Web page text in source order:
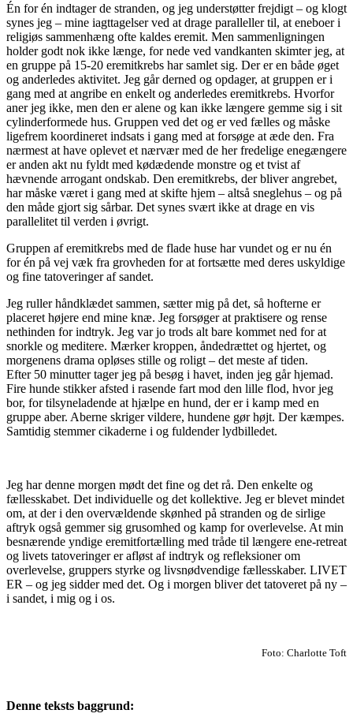
Én for én indtager de stranden, og jeg understøtter frejdigt – og klogt
synes jeg – mine iagttagelser ved at drage paralleller til, at eneboer i
religiøs sammenhæng ofte kaldes eremit. Men sammenligningen
holder godt nok ikke længe, for nede ved vandkanten skimter jeg, at
en gruppe på 15-20 eremitkrebs har samlet sig. Der er en både øget
og anderledes aktivitet. Jeg går derned og opdager, at gruppen er i
gang med at angribe en enkelt og anderledes eremitkrebs. Hvorfor
aner jeg ikke, men den er alene og kan ikke længere gemme sig i sit
cylinderformede hus. Gruppen ved det og er ved fælles og måske
ligefrem koordineret indsats i gang med at forsøge at æde den. Fra
nærmest at have oplevet et nærvær med de her fredelige enegængere
er anden akt nu fyldt med kødædende monstre og et tvist af
hævnende arrogant ondskab. Den eremitkrebs, der bliver angrebet,
har måske været i gang med at skifte hjem – altså sneglehus – og på
den måde gjort sig sårbar. Det synes svært ikke at drage en vis
parallelitet til verden i øvrigt.
Gruppen af eremitkrebs med de flade huse har vundet og er nu én
for én på vej væk fra grovheden for at fortsætte med deres uskyldige
og fine tatoveringer af sandet.
Jeg ruller håndklædet sammen, sætter mig på det, så hofterne er
placeret højere end mine knæ. Jeg forsøger at praktisere og rense
nethinden for indtryk. Jeg var jo trods alt bare kommet ned for at
snorkle og meditere. Mærker kroppen, åndedrættet og hjertet, og
morgenens drama opløses stille og roligt – det meste af tiden.
Efter 50 minutter tager jeg på besøg i havet, inden jeg går hjemad.
Fire hunde stikker afsted i rasende fart mod den lille flod, hvor jeg
bor, for tilsyneladende at hjælpe en hund, der er i kamp med en
gruppe aber. Aberne skriger vildere, hundene gør højt. Der kæmpes.
Samtidig stemmer cikaderne i og fuldender lydbilledet.
Jeg har denne morgen mødt det fine og det rå. Den enkelte og
fællesskabet. Det individuelle og det kollektive. Jeg er blevet mindet
om, at der i den overvældende skønhed på stranden og de sirlige
aftryk også gemmer sig grusomhed og kamp for overlevelse. At min
besnærende yndige eremitfortælling med tråde til længere ene-retreat
og livets tatoveringer er afløst af indtryk og refleksioner om
overlevelse, gruppers styrke og livsnødvendige fællesskaber. LIVET
ER – og jeg sidder med det. Og i morgen bliver det tatoveret på ny –
i sandet, i mig og i os.
Foto: Charlotte Toft
Denne teksts baggrund: